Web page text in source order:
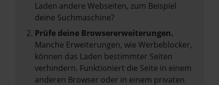
Laden andere Webseiten, zum Beispiel
deine Suchmaschine?
Prüfe deine Browsererweiterungen.
Manche Erweiterungen, wie Werbeblocker,
können das Laden bestimmter Seiten
verhindern. Funktioniert die Seite in einem
anderen Browser oder in einem privaten